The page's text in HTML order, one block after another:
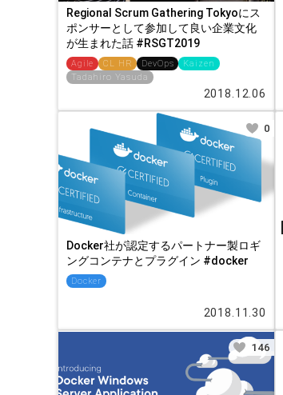
Regional Scrum Gathering Tokyoにス
ポンサーとして参加して良い企業文化
が生まれた話 #RSGT2019
Agile CL HR DevOps
Kaizen
Tadahiro Yasuda
2018.12.06
Docker社が認定するパートナー製ロギ
ングコンテナとプラグイン #docker
Docker
2018.11.30
0
146